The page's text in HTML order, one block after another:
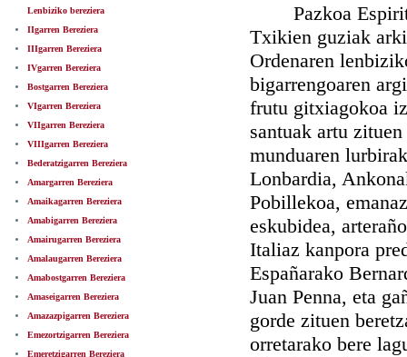
Lenbiziko bereziera
IIgarren Bereziera
IIIgarren Bereziera
IVgarren Bereziera
Bostgarren Bereziera
VIgarren Bereziera
VIIgarren Bereziera
VIIIgarren Bereziera
Bederatzigarren Bereziera
Amargarren Bereziera
Amaikagarren Bereziera
Amabigarren Bereziera
Amairugarren Bereziera
Amalaugarren Bereziera
Amabostgarren Bereziera
Amaseigarren Bereziera
Amazazpigarren Bereziera
Emezortzigarren Bereziera
Emeretzigarren Bereziera
Pazkoa Espiritu
Txikien guziak
Ordenaren
bigarrengoaren
frutu gitxiagokoa
santuak artu
munduaren
Lonbardia,
Pobillekoa,
eskubidea,
Italiaz kanpora
Españarako
Juan Penna, eta
gorde zituen
orretarako bere